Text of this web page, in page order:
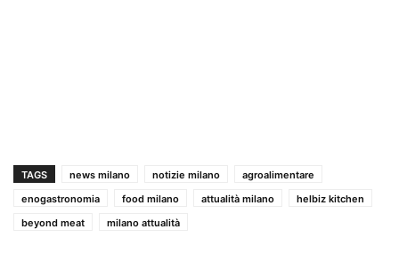
TAGS news milano notizie milano
agroalimentare
enogastronomia
food milano attualità milano
helbiz kitchen
beyond meat
milano attualità